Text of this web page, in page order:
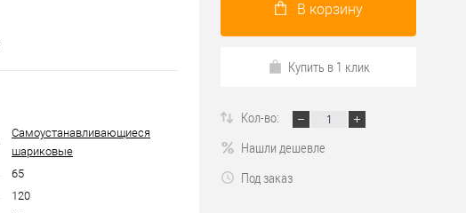
Самоустанавливающиеся
шариковые
65
120
В корзину
Купить в 1 клик
Кол-во:
Нашли дешевле
Под заказ